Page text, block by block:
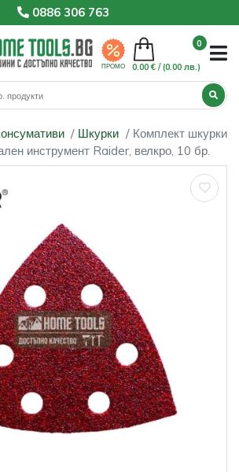
0886 306 763
ПРОМО
0
0.00 € /(0.00 лв.)
Шкурки
Комплект шкурки
инструмент Raider, велкро, 10 бр.